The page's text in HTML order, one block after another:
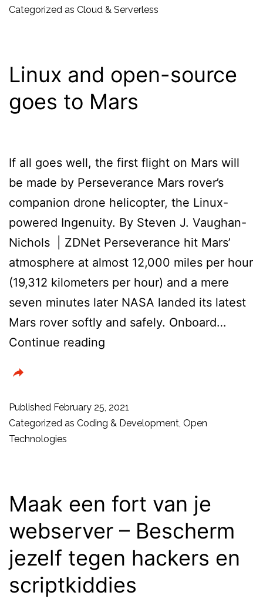
Service
Categorized as Cloud & Serverless
Linux and open-source
goes to Mars
If all goes well, the first flight on Mars will
be made by Perseverance Mars rover’s
companion drone helicopter, the Linux-
powered Ingenuity. By Steven J. Vaughan-
Nichols | ZDNet Perseverance hit Mars’
atmosphere at almost 12,000 miles per hour
(19,312 kilometers per hour) and a mere
seven minutes later NASA landed its latest
Mars rover softly and safely. Onboard…
Continue reading
source
goes
Published February 25, 2021
Categorized as Coding & Development, Open
Technologies
Maak een fort van je
webserver – Bescherm
jezelf tegen hackers en
scriptkiddies